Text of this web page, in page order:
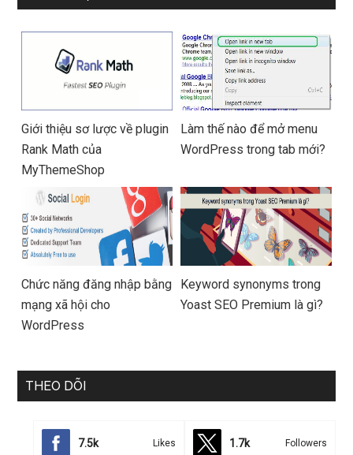
Giới thiệu sơ lược về plugin
Rank Math của
MyThemeShop
Làm thế nào để mở menu
WordPress trong tab mới?
Chức năng đăng nhập bằng
mạng xã hội cho
WordPress
Keyword synonyms trong
Yoast SEO Premium là gì?
THEO DÕI
7.5k Likes 1.7k Followers